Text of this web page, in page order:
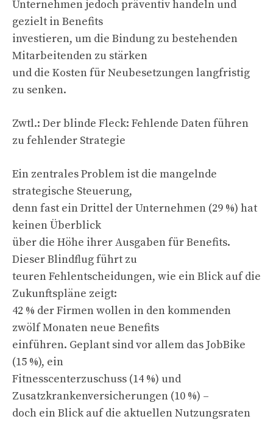
Unternehmen jedoch präventiv handeln und
gezielt in Benefits
investieren, um die Bindung zu bestehenden
Mitarbeitenden zu stärken
und die Kosten für Neubesetzungen langfristig
zu senken.
Zwtl.: Der blinde Fleck: Fehlende Daten führen
zu fehlender Strategie
Ein zentrales Problem ist die mangelnde
strategische Steuerung,
denn fast ein Drittel der Unternehmen (29 %) hat
keinen Überblick
über die Höhe ihrer Ausgaben für Benefits.
Dieser Blindflug führt zu
teuren Fehlentscheidungen, wie ein Blick auf die
Zukunftspläne zeigt:
42 % der Firmen wollen in den kommenden
zwölf Monaten neue Benefits
einführen. Geplant sind vor allem das JobBike
(15 %), ein
Fitnesscenterzuschuss (14 %) und
Zusatzkrankenversicherungen (10 %) –
doch ein Blick auf die aktuellen Nutzungsraten